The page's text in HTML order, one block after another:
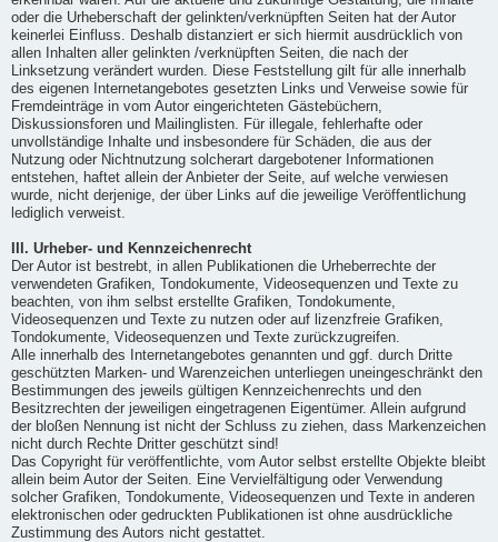
oder die Urheberschaft der gelinkten/verknüpften Seiten hat der Autor
keinerlei Einfluss. Deshalb distanziert er sich hiermit ausdrücklich von
allen Inhalten aller gelinkten /verknüpften Seiten, die nach der
Linksetzung verändert wurden. Diese Feststellung gilt für alle innerhalb
des eigenen Internetangebotes gesetzten Links und Verweise sowie für
Fremdeinträge in vom Autor eingerichteten Gästebüchern,
Diskussionsforen und Mailinglisten. Für illegale, fehlerhafte oder
unvollständige Inhalte und insbesondere für Schäden, die aus der
Nutzung oder Nichtnutzung solcherart dargebotener Informationen
entstehen, haftet allein der Anbieter der Seite, auf welche verwiesen
wurde, nicht derjenige, der über Links auf die jeweilige Veröffentlichung
lediglich verweist.
III. Urheber- und Kennzeichenrecht
Der Autor ist bestrebt, in allen Publikationen die Urheberrechte der
verwendeten Grafiken, Tondokumente, Videosequenzen und Texte zu
beachten, von ihm selbst erstellte Grafiken, Tondokumente,
Videosequenzen und Texte zu nutzen oder auf lizenzfreie Grafiken,
Tondokumente, Videosequenzen und Texte zurückzugreifen.
Alle innerhalb des Internetangebotes genannten und ggf. durch Dritte
geschützten Marken- und Warenzeichen unterliegen uneingeschränkt den
Bestimmungen des jeweils gültigen Kennzeichenrechts und den
Besitzrechten der jeweiligen eingetragenen Eigentümer. Allein aufgrund
der bloßen Nennung ist nicht der Schluss zu ziehen, dass Markenzeichen
nicht durch Rechte Dritter geschützt sind!
Das Copyright für veröffentlichte, vom Autor selbst erstellte Objekte bleibt
allein beim Autor der Seiten. Eine Vervielfältigung oder Verwendung
solcher Grafiken, Tondokumente, Videosequenzen und Texte in anderen
elektronischen oder gedruckten Publikationen ist ohne ausdrückliche
Zustimmung des Autors nicht gestattet.